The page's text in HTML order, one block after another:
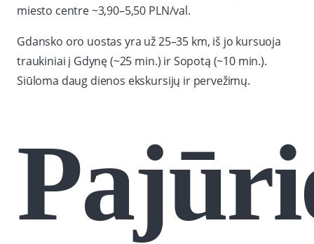
miesto centre ~3,90–5,50 PLN/val.
Gdansko oro uostas yra už 25–35 km, iš jo kursuoja
traukiniai į Gdynę (~25 min.) ir Sopotą (~10 min.).
Siūloma daug dienos ekskursijų ir pervežimų.